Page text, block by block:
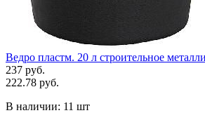
Ведро пластм. 20 л строительное
237 руб.
222.78 руб.
В наличии: 11 шт